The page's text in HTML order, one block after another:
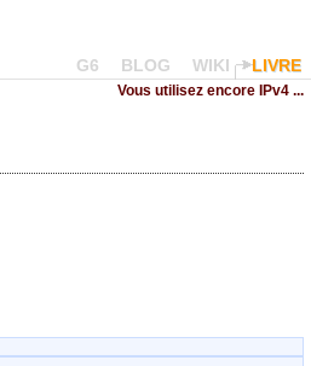
G6 BLOG WIKI LIVRE
Vous utilisez encore IPv4 ...